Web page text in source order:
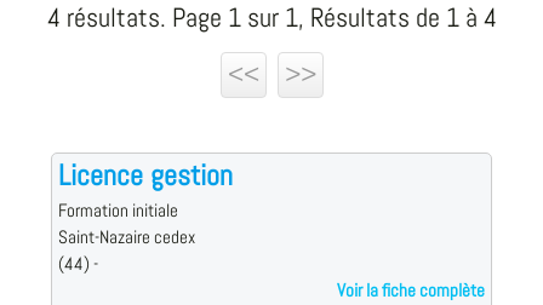
4 résultats. Page 1 sur 1, Résultats de 1 à 4
<<
>>
Licence gestion
Formation initiale
Saint-Nazaire cedex
(44) -
Voir la fiche complète